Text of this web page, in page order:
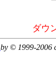
ダウ
by © 1999-2006